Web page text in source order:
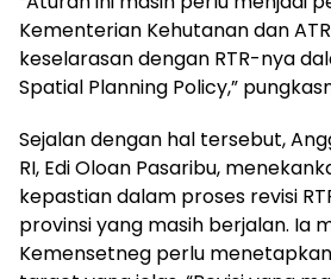
Kementerian Kehutanan dan
keselarasan dengan RTR-nya
Spatial Planning Policy,”
Sejalan dengan hal tersebut,
RI, Edi Oloan Pasaribu,
kepastian dalam proses revisi
provinsi yang masih berjalan. Ia
Kemensetneg perlu